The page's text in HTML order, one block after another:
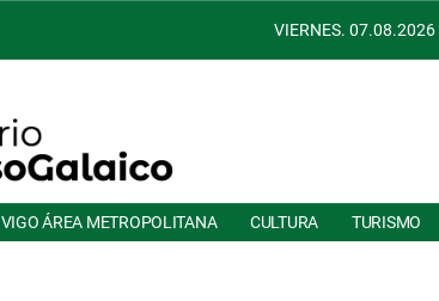
VIERNES. 07.08.2026
VIGO ÁREA METROPOLITANA CULTURA TURISMO